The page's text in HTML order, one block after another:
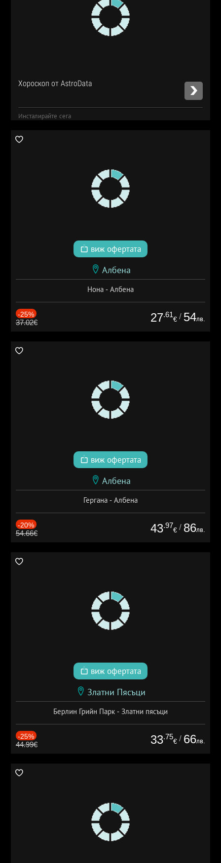
Хороскоп от AstroData
Инсталирайте сега
виж офертата
Албена
Нона - Албена
-25%
37.02€ 27.61
€ / 54лв.
виж офертата
Албена
Гергана - Албена
-20%
54.66€ 43.97
€ / 86лв.
виж офертата
Златни Пясъци
Берлин Грийн Парк - Златни пясъци
-25%
44.99€ 33.75
€ / 66лв.